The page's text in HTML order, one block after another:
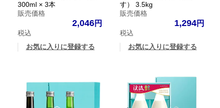
300ml × 3本
販売価格
2,046
税込
お気に入りに登録する
す） 3.5kg
販売価格
1,294
税込
お気に入りに登録する